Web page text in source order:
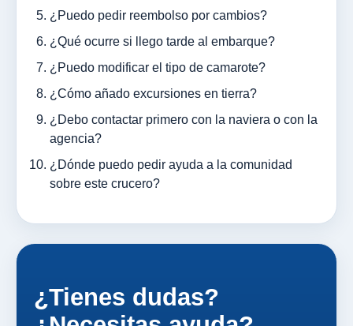
¿Puedo pedir reembolso por cambios?
¿Qué ocurre si llego tarde al embarque?
¿Puedo modificar el tipo de camarote?
¿Cómo añado excursiones en tierra?
¿Debo contactar primero con la naviera o con la
agencia?
¿Dónde puedo pedir ayuda a la comunidad
sobre este crucero?
¿Tienes dudas?